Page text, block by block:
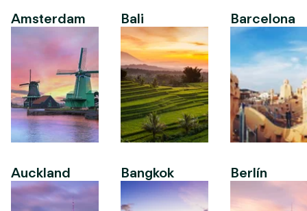
Amsterdam
Auckland
Bali
Bangkok
Barcelona
Berlín